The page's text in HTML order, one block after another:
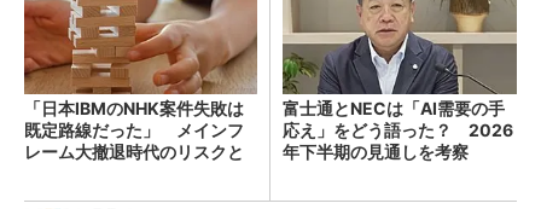
「日本IBMのNHK案件失敗は
既定路線だった」 メインフ
レーム大撤退時代のリスクと
富士通とNECは「AI需要の手
応え」をどう語った？ 2026
年下半期の見通しを考察